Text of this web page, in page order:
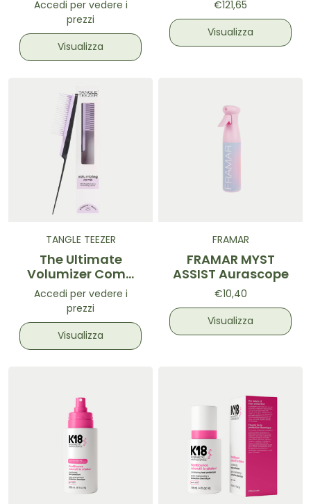
Accedi per vedere i
prezzi
Visualizza
€121,65
Visualizza
TANGLE TEEZER
The Ultimate
Volumizer Comb
Black & Lilac -
Pettine per capelli
Nero & Lilla
Accedi per vedere i
prezzi
Visualizza
FRAMAR
FRAMAR MYST
ASSIST Aurascope
€10,40
Visualizza